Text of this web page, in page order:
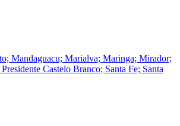
Mandaguacu; Marialva; Maringa; Mirador;
Castelo Branco; Santa Fe; Santa